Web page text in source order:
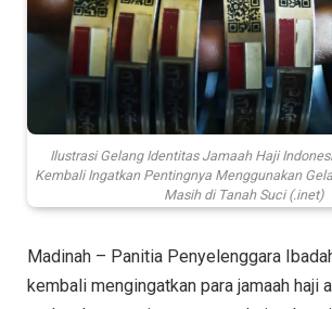
Ilustrasi Gelang Identitas Jamaah Haji
Kembali Ingatkan Pentingnya Menggunakan
Masih di Tanah Suci (.inet)
Madinah – Panitia Penyelenggara
kembali mengingatkan para jamaah haji